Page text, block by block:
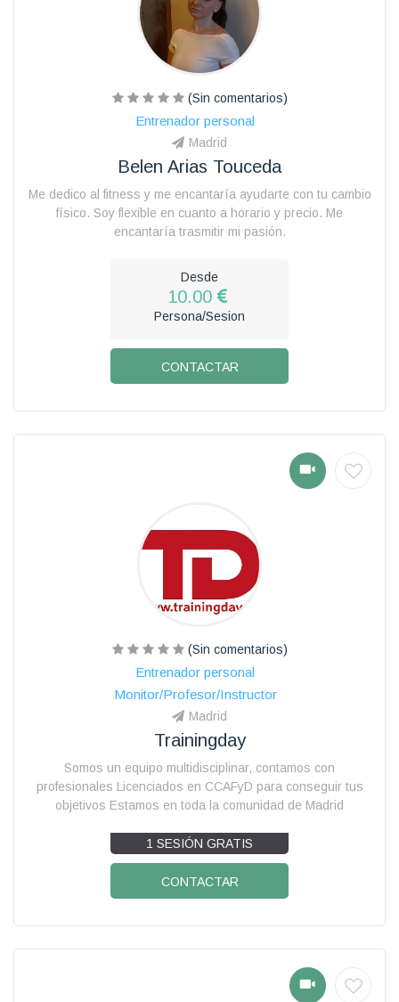
(Sin comentarios)
Entrenador personal
Madrid
Belen Arias Touceda
Me dedico al fitness y me encantaría ayudarte con tu cambio
físico. Soy flexible en cuanto a horario y precio. Me
encantaría trasmitir mi pasión.
Desde
10.00
Persona/Sesion
CONTACTAR
(Sin comentarios)
Entrenador personal
Monitor/Profesor/Instructor
Madrid
Trainingday
Somos un equipo multidisciplinar, contamos con
profesionales Licenciados en CCAFyD para conseguir tus
objetivos Estamos en toda la comunidad de Madrid
1 SESIÓN GRATIS
CONTACTAR